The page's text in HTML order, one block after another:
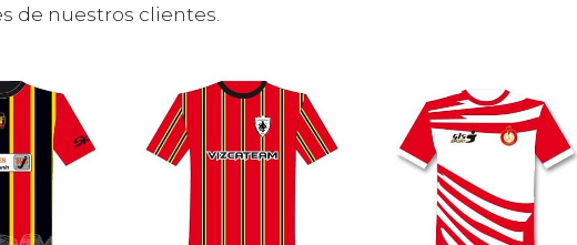
de nuestros clientes.